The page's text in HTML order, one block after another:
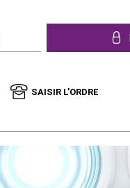
SAISIR L’ORDRE